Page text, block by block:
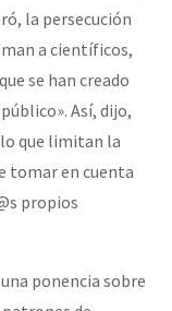
la persecución
a científicos,
se han creado
Así, dijo,
que limitan la
tomar en cuenta
propios
ponencia sobre